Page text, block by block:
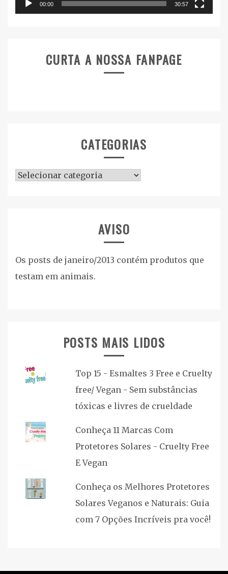
00:00 30:57
CURTA A NOSSA FANPAGE
CATEGORIAS
Categorias
AVISO
Os posts de janeiro/2013 contém produtos que
testam em animais.
POSTS MAIS LIDOS
Top 15 - Esmaltes 3 Free e Cruelty
free/ Vegan - Sem substâncias
tóxicas e livres de crueldade
Conheça 11 Marcas Com
Protetores Solares - Cruelty Free
E Vegan
Conheça os Melhores Protetores
Solares Veganos e Naturais: Guia
com 7 Opções Incríveis pra você!